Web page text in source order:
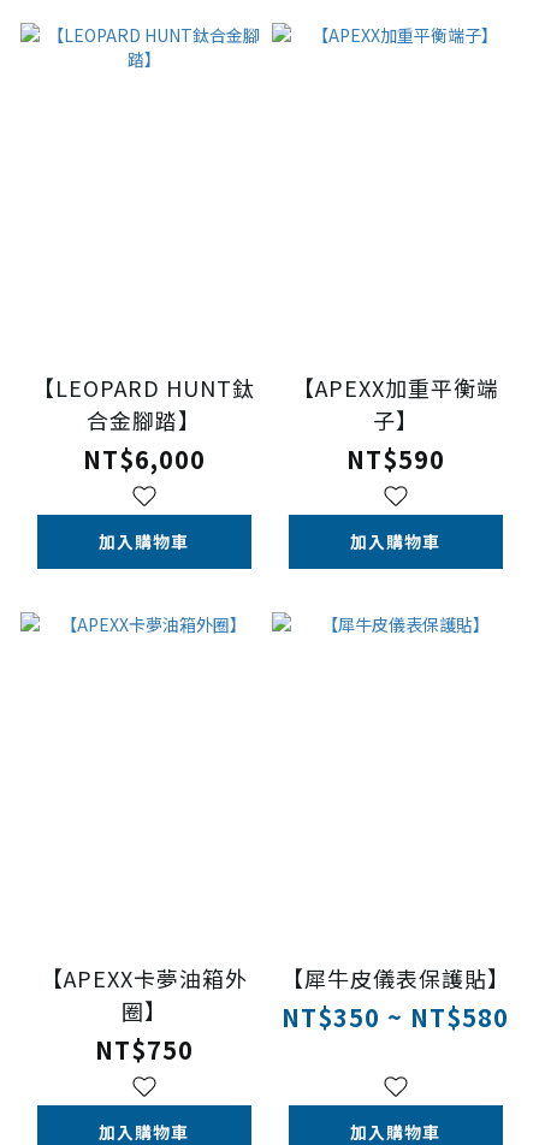
【LEOPARD HUNT鈦
合金腳踏】
NT$6,000
加入購物車
【APEXX加重平衡端
子】
NT$590
加入購物車
【APEXX卡夢油箱外
圈】
NT$750
加入購物車
【犀牛皮儀表保護貼】
NT$350 ~ NT$580
加入購物車